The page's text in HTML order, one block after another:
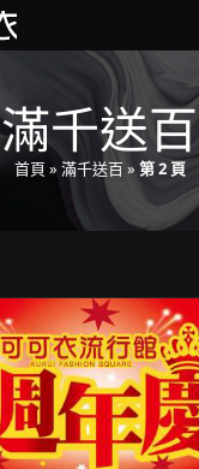
滿千送百
首頁 » 滿千送百» 第 2 頁